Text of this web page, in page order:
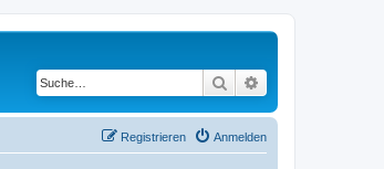
Suche
Anmelden
Registrieren